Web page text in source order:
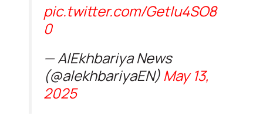
pic.twitter.com/GetIu4SO8
0
— AlEkhbariya News
(@alekhbariyaEN)May 13,
2025